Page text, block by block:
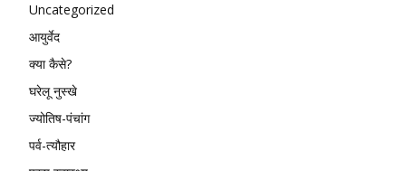
Uncategorized
आयुर्वेद
क्या कैसे?
घरेलू नुस्खे
ज्योतिष-पंचांग
पर्व-त्यौहार